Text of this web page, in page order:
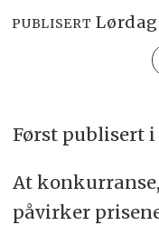
PUBLISERT
Først publisert i
At
påvirker